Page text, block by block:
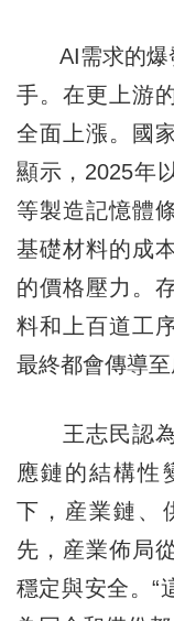
AI需求的爆
手。在更上游
全面上漲。國
顯示，2025年
等製造記憶體
基礎材料的成
的價格壓力。
料和上百道工
最終都會傳導至
王志民認為
應鏈的結構性
下，産業鏈、
先，産業佈局
穩定與安全。“